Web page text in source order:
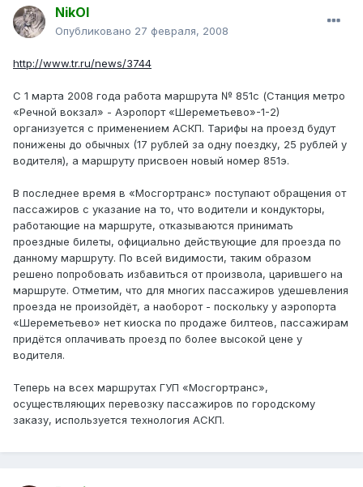
NikOl
Опубликовано 27 февраля, 2008
http://www.tr.ru/news/3744
С 1 марта 2008 года работа маршрута № 851с (Станция метро
«Речной вокзал» - Аэропорт «Шереметьево»-1-2)
организуется с применением АСКП. Тарифы на проезд будут
понижены до обычных (17 рублей за одну поездку, 25 рублей у
водителя), а маршруту присвоен новый номер 851э.
В последнее время в «Мосгортранс» поступают обращения от
пассажиров с указание на то, что водители и кондукторы,
работающие на маршруте, отказываются принимать
проездные билеты, официально действующие для проезда по
данному маршруту. По всей видимости, таким образом
решено попробовать избавиться от произвола, царившего на
маршруте. Отметим, что для многих пассажиров удешевления
проезда не произойдёт, а наоборот - поскольку у аэропорта
«Шереметьево» нет киоска по продаже билтеов, пассажирам
придётся оплачивать проезд по более высокой цене у
водителя.
Теперь на всех маршрутах ГУП «Мосгортранс»,
осуществляющих перевозку пассажиров по городскому
заказу, используется технология АСКП.